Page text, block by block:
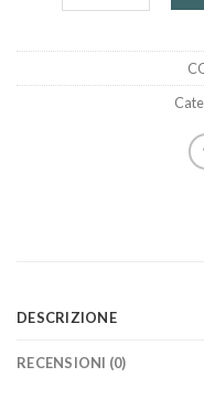
DESCRIZIONE
RECENSIONI (0)